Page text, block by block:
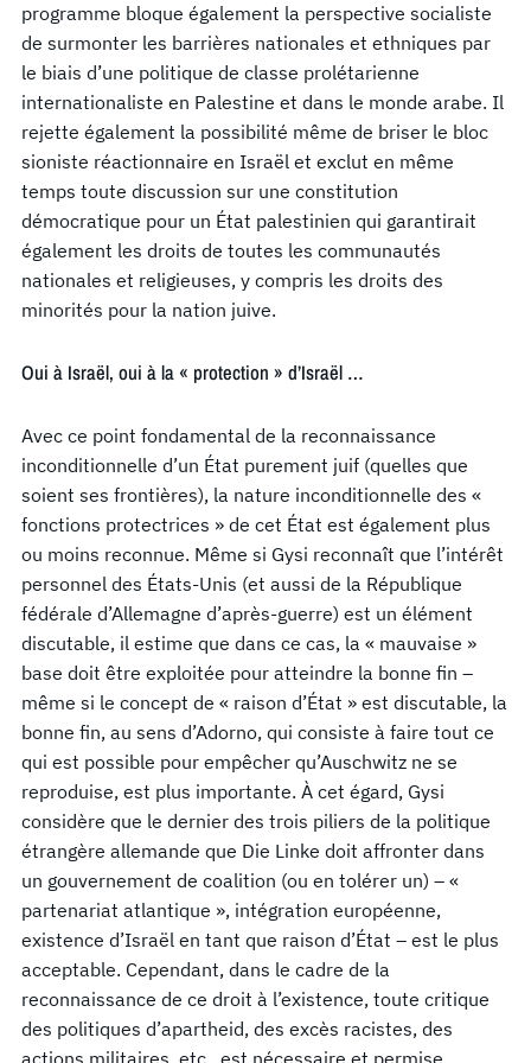
programme bloque également la perspective socialiste
de surmonter les barrières nationales et ethniques par
le biais d’une politique de classe prolétarienne
internationaliste en Palestine et dans le monde arabe. Il
rejette également la possibilité même de briser le bloc
sioniste réactionnaire en Israël et exclut en même
temps toute discussion sur une constitution
démocratique pour un État palestinien qui garantirait
également les droits de toutes les communautés
nationales et religieuses, y compris les droits des
minorités pour la nation juive.
Oui à Israël, oui à la « protection » d’Israël …
Avec ce point fondamental de la reconnaissance
inconditionnelle d’un État purement juif (quelles que
soient ses frontières), la nature inconditionnelle des «
fonctions protectrices » de cet État est également plus
ou moins reconnue. Même si Gysi reconnaît que l’intérêt
personnel des États-Unis (et aussi de la République
fédérale d’Allemagne d’après-guerre) est un élément
discutable, il estime que dans ce cas, la « mauvaise »
base doit être exploitée pour atteindre la bonne fin –
même si le concept de « raison d’État » est discutable, la
bonne fin, au sens d’Adorno, qui consiste à faire tout ce
qui est possible pour empêcher qu’Auschwitz ne se
reproduise, est plus importante. À cet égard, Gysi
considère que le dernier des trois piliers de la politique
étrangère allemande que Die Linke doit affronter dans
un gouvernement de coalition (ou en tolérer un) – «
partenariat atlantique », intégration européenne,
existence d’Israël en tant que raison d’État – est le plus
acceptable. Cependant, dans le cadre de la
reconnaissance de ce droit à l’existence, toute critique
des politiques d’apartheid, des excès racistes, des
actions militaires, etc., est nécessaire et permise.